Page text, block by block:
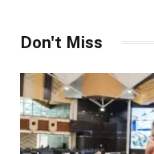
Don't Miss